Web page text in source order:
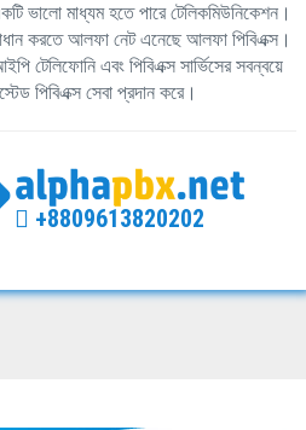
ভালো মাধ্যম হতে পারে টেলিকমিউনিকেশন।
করতে আলফা নেট এনেছে আলফা পিবিএক্স।
টেলিফোনি এবং পিবিএক্স সার্ভিসের সবন্বয়ে
পিবিএক্স সেবা প্রদান করে।
+8809613820202